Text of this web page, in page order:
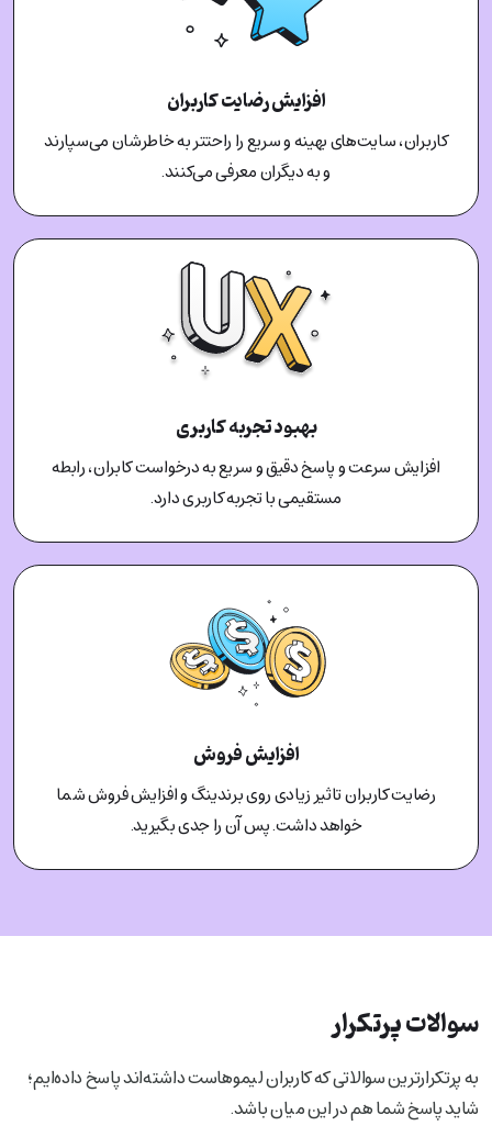
افزایش رضایت کاربران
کاربران، سایت‌های بهینه و سریع را راحتتر به خاطرشان می‌سپارند
و به دیگران معرفی می‌کنند.
بهبود تجربه کاربری
افزایش سرعت و پاسخ دقیق و سریع به درخواست کابران، رابطه
مستقیمی با تجربه کاربری دارد.
افزایش فروش
رضایت کاربران تاثیر زیادی روی برندینگ و افزایش فروش شما
خواهد داشت. پس آن را جدی بگیرید.
سوالات پرتکرار
به پرتکرار‌ترین سوالاتی که کاربران لیمو‌هاست داشته‌اند پاسخ داده‌ایم؛
شاید پاسخ شما هم در این میان باشد.